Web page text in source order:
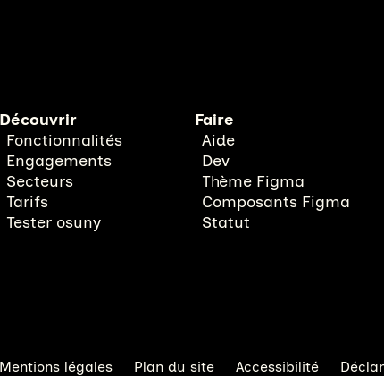
Découvrir
Fonctionnalités
Engagements
Secteurs
Tarifs
Tester osuny
Faire
Aide
Dev
Thème Figma
Composants Figma
Statut
Mentions légales Plan du site Accessibilité